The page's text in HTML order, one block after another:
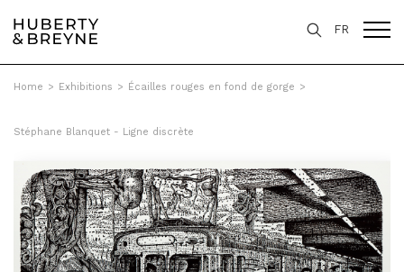
FR
Home > Exhibitions > Écailles rouges en fond de gorge >
Stéphane Blanquet - Ligne discrète